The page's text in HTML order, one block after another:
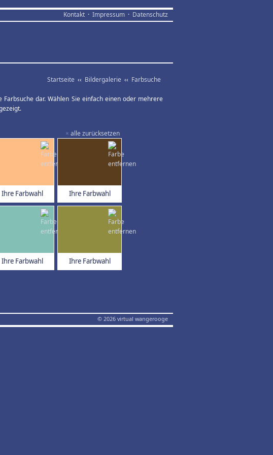
Kontakt · Impressum · Datenschutz
Startseite ‹‹ Bildergalerie ‹‹ Farbsuche
dar. Wählen Sie einfach einen oder mehrere
× alle zurücksetzen
Ihre Farbwahl Ihre Farbwahl
Ihre Farbwahl Ihre Farbwahl
© 2026 virtual wangerooge